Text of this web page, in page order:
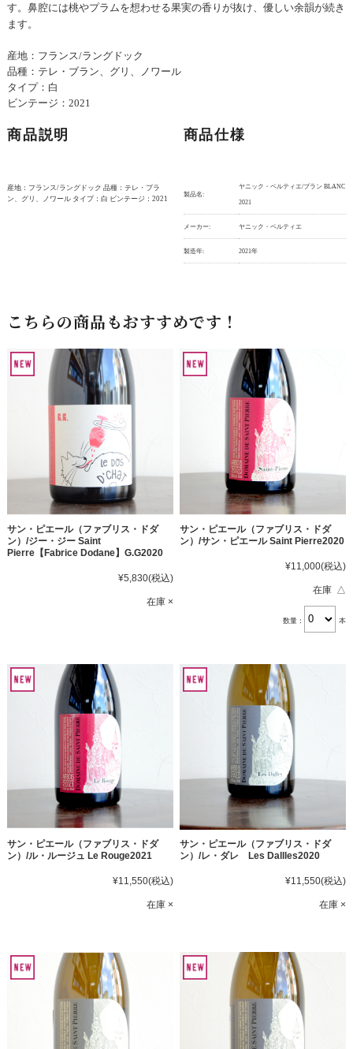
す。鼻腔には桃やプラムを想わせる果実の香りが抜け、優しい余韻が続き
ます。
産地：フランス/ラングドック
品種：テレ・ブラン、グリ、ノワール
タイプ：白
ビンテージ：2021
商品説明
産地：フランス/ラングドック 品種：テレ・ブラ
ン、グリ、ノワール タイプ：白 ビンテージ：2021
商品仕様
製品名:
ヤニック・ペルティエ/ブラン BLANC
2021
メーカー: ヤニック・ペルティエ
製造年: 2021年
こちらの商品もおすすめです！
サン・ピエール（ファブリス・ドダ
ン）/ジー・ジー Saint
Pierre【Fabrice Dodane】G.G2020
¥5,830(税込)
在庫 ×
サン・ピエール（ファブリス・ドダ
ン）/サン・ピエール Saint Pierre2020
¥11,000(税込)
在庫 △
数量： 本
サン・ピエール（ファブリス・ドダ
ン）/ル・ルージュ Le Rouge2021
¥11,550(税込)
在庫 ×
サン・ピエール（ファブリス・ドダ
ン）/レ・ダレ Les Dallles2020
¥11,550(税込)
在庫 ×